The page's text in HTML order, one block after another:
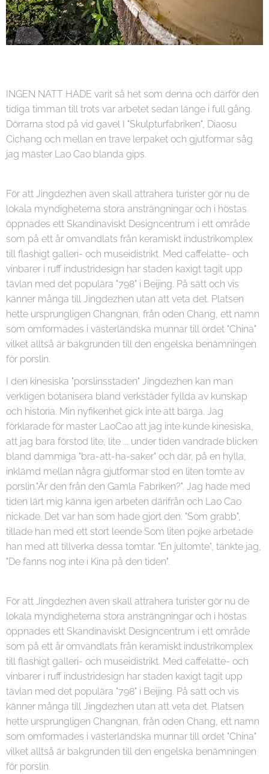
INGEN NATT HADE varit så het som denna och därför den
tidiga timman till trots var arbetet sedan länge i full gång.
Dörrarna stod på vid gavel I "Skulpturfabriken", Diaosu
Cichang och mellan en trave lerpaket och gjutformar såg
jag mäster Lao Cao blanda gips.
För att Jingdezhen även skall attrahera turister gör nu de
lokala myndigheterna stora ansträngningar och i höstas
öppnades ett Skandinaviskt Designcentrum i ett område
som på ett år omvandlats från keramiskt industrikomplex
till flashigt galleri- och museidistrikt. Med caffelatte- och
vinbarer i ruff industridesign har staden kaxigt tagit upp
tävlan med det populära "798" i Beijing. På sätt och vis
känner många till Jingdezhen utan att veta det. Platsen
hette ursprungligen Changnan, från oden Chang, ett namn
som omformades i västerländska munnar till ordet "China"
vilket alltså är bakgrunden till den engelska benämningen
för porslin.
I den kinesiska "porslinsstaden" Jingdezhen kan man
verkligen botanisera bland verkstäder fyllda av kunskap
och historia. Min nyfikenhet gick inte att bärga. Jag
förklarade för master LaoCao att jag inte kunde kinesiska,
att jag bara förstod lite, lite ... under tiden vandrade blicken
bland dammiga "bra-att-ha-saker" och där, på en hylla,
inklämd mellan några gjutformar stod en liten tomte av
porslin."Är den från den Gamla Fabriken?". Jag hade med
tiden lärt mig känna igen arbeten därifrån och Lao Cao
nickade. Det var han som hade gjort den. "Som grabb",
tillade han med ett stort leende Som liten pojke arbetade
han med att tillverka dessa tomtar. "En jultomte", tänkte jag,
"De fanns nog inte i Kina på den tiden".
För att Jingdezhen även skall attrahera turister gör nu de
lokala myndigheterna stora ansträngningar och i höstas
öppnades ett Skandinaviskt Designcentrum i ett område
som på ett år omvandlats från keramiskt industrikomplex
till flashigt galleri- och museidistrikt. Med caffelatte- och
vinbarer i ruff industridesign har staden kaxigt tagit upp
tävlan med det populära "798" i Beijing. På sätt och vis
känner många till Jingdezhen utan att veta det. Platsen
hette ursprungligen Changnan, från oden Chang, ett namn
som omformades i västerländska munnar till ordet "China"
vilket alltså är bakgrunden till den engelska benämningen
för porslin.